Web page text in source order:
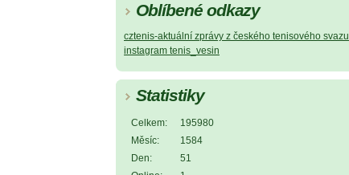
Oblíbené odkazy
cztenis-aktuální zprávy z českého tenisového svazu
instagram tenis_vesin
Statistiky
Celkem:
195980
Měsíc:
1584
Den:
51